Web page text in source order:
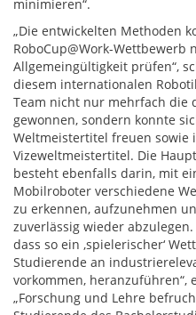
minimieren“.
„Die entwickelten Methoden
RoboCup@Work-
Allgemeingültigkeit prüfen“,
diesem internationalen
Team nicht nur mehrfach die
gewonnen, sondern konnte
Weltmeistertitel freuen sowie
Vizeweltmeistertitel. Die
besteht ebenfalls darin, mit
Mobilroboter verschiedene
zu erkennen, aufzunehmen
zuverlässig wieder
dass so ein ,spielerischer‘
Studierende an
vorkommen, heranzuführen“,
„Forschung und Lehre